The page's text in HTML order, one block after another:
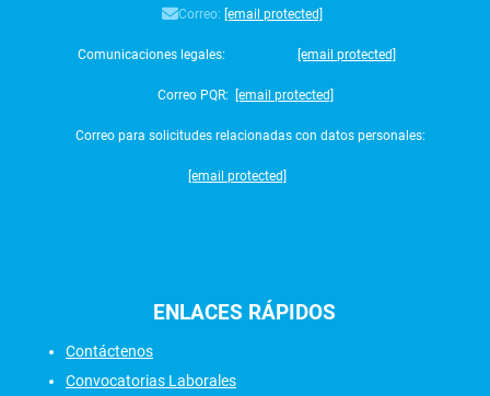
Correo: [email protected]
Comunicaciones legales: [email protected]
Correo PQR: [email protected]
Correo para solicitudes relacionadas con datos personales:
[email protected]
ENLACES RÁPIDOS
Contáctenos
Convocatorias Laborales